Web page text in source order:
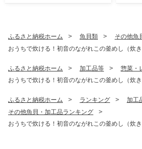
送
ふるさと納税ホーム 魚貝類
その他魚
おうちで炊ける！初音のながれこの釜めし（炊
ふるさと納税ホーム 加工品等
惣菜・
おうちで炊ける！初音のながれこの釜めし（炊
ふるさと納税ホーム ランキング
加工
その他魚貝・加工品ランキング
おうちで炊ける！初音のながれこの釜めし（炊